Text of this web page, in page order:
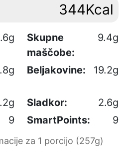
344Kcal
Skupne
maščobe:
9.4g
Beljakovine: 19.2g
Sladkor:
2.6g
9 SmartPoints: 9
za 1 porcijo (257g)